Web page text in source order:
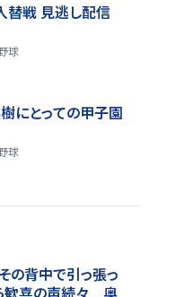
替戦 見逃し配信
球
にとっての甲子園
球
の背中で引っ張っ
歓喜の声続々 奥